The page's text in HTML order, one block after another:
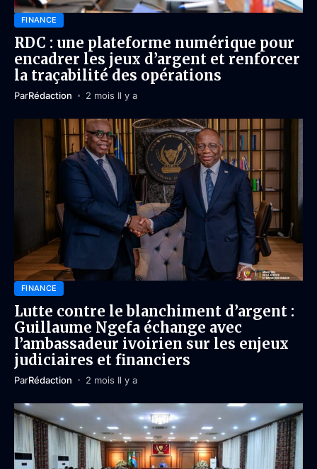
FINANCE
RDC : une plateforme numérique pour
encadrer les jeux d’argent et renforcer
la traçabilité des opérations
ParRédaction 2 mois Il y a
FINANCE
Lutte contre le blanchiment d’argent :
Guillaume Ngefa échange avec
l’ambassadeur ivoirien sur les enjeux
judiciaires et financiers
ParRédaction 2 mois Il y a